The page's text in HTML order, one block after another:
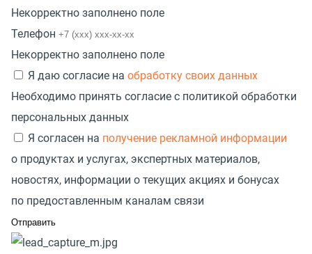
Некорректно заполнено поле
Телефон
Некорректно заполнено поле
Я даю согласие на обработку своих данных
Необходимо принять согласие с политикой обработки
персональных данных
Я согласен на получение рекламной информации
о продуктах и услугах, экспертных материалов,
новостях, информации о текущих акциях и бонусах
по предоставленным каналам связи